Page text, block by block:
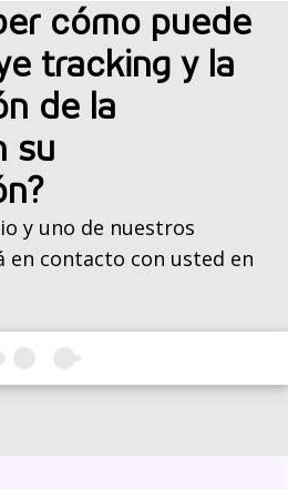
cómo puede
tracking y la
de la
su
y uno de nuestros
en contacto con usted en